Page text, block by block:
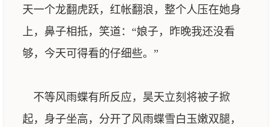
天一个龙翻虎跃，红帐翻浪，整个人压在她身
上，鼻子相抵，笑道：“娘子，昨晚我还没看
够，今天可得看的仔细些。”
不等风雨蝶有所反应，昊天立刻将被子掀
起，身子坐高，分开了风雨蝶雪白玉嫩双腿，